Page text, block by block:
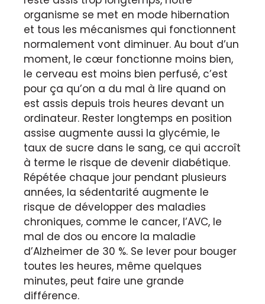
organisme se met en mode hibernation
et tous les mécanismes qui fonctionnent
normalement vont diminuer. Au bout d’un
moment, le cœur fonctionne moins bien,
le cerveau est moins bien perfusé, c’est
pour ça qu’on a du mal à lire quand on
est assis depuis trois heures devant un
ordinateur. Rester longtemps en position
assise augmente aussi la glycémie, le
taux de sucre dans le sang, ce qui accroît
à terme le risque de devenir diabétique.
Répétée chaque jour pendant plusieurs
années, la sédentarité augmente le
risque de développer des maladies
chroniques, comme le cancer, l’AVC, le
mal de dos ou encore la maladie
d’Alzheimer de 30 %. Se lever pour bouger
toutes les heures, même quelques
minutes, peut faire une grande
différence.